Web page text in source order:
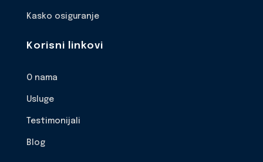
Kasko osiguranje
Korisni linkovi
O nama
Usluge
Testimonijali
Blog